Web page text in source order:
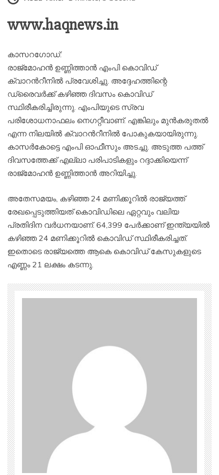
www.haqnews.in
കാസറഗോഡ്:
രാജ്മോഹന്‍ ഉണ്ണിത്താന്‍ എംപി കൊവിഡ്
ക്വാറന്‍റീനില്‍ പ്രവേശിച്ചു. അദ്ദേഹത്തിന്റെ
ഡ്രൈവര്‍ക്ക് കഴിഞ്ഞ ദിവസം കൊവിഡ്
സ്ഥിരീകരിച്ചിരുന്നു. എംപിയുടെ സ്രവ
പരിശോധനാഫലം നെ​ഗറ്റീവാണ്. എങ്കിലും മുന്‍കരുതല്‍
എന്ന നിലയില്‍ ക്വാറന്‍റീനില്‍ പോകുകയായിരുന്നു.
കാസര്‍കോട്ടെ എംപി ഓഫീസും അടച്ചു. അടുത്ത പത്ത്
ദിവസത്തേക്ക് എല്ലാ പരിപാടികളും റദ്ദാക്കിയെന്ന്
രാജ്മോഹന്‍ ഉണ്ണിത്താന്‍ അറിയിച്ചു.
അതേസമയം, കഴിഞ്ഞ 24 മണിക്കൂറില്‍ രാജ്യത്ത്
രേഖപ്പെടുത്തിയത് കൊവിഡിലെ ഏറ്റവും വലിയ
പ്രതിദിന വര്‍ധനയാണ്. 64,399 പേര്‍ക്കാണ് ഇന്ത്യയില്‍
കഴിഞ്ഞ 24 മണിക്കൂറില്‍ കൊവിഡ് സ്ഥിരീകരിച്ചത്.
ഇതൊടെ രാജ്യത്തെ ആകെ കൊവിഡ് കേസുകളുടെ
എണ്ണം 21 ലക്ഷം കടന്നു.